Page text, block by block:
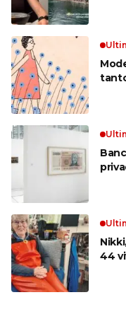
44